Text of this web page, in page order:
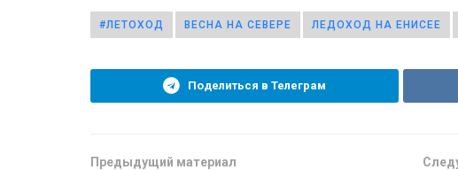
#ЛЕТОХОД ВЕСНА НА СЕВЕРЕ ЛЕДОХОД НА ЕНИСЕЕ
Поделиться в Телеграм
Предыдущий материал